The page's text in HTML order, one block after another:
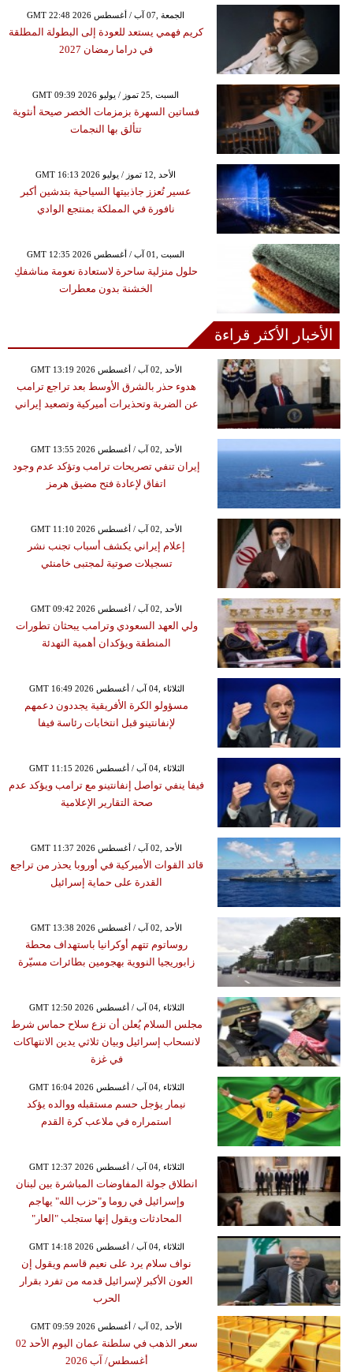
GMT 22:48 2026 الجمعة ,07 آب / أغسطس
كريم فهمي يستعد للعودة إلى البطولة المطلقة
في دراما رمضان 2027
GMT 09:39 2026 السبت ,25 تموز / يوليو
فساتين السهرة بزمزمات الخصر صيحة أنثوية
تتألق بها النجمات
GMT 16:13 2026 الأحد ,12 تموز / يوليو
عسير تُعزز جاذبيتها السياحية بتدشين أكبر
نافورة في المملكة بمنتجع الوادي
GMT 12:35 2026 السبت ,01 آب / أغسطس
حلول منزلية ساحرة لاستعادة نعومة مناشفكِ
الخشنة بدون معطرات
الأخبار الأكثر قراءة
GMT 13:19 2026 الأحد ,02 آب / أغسطس
هدوء حذر بالشرق الأوسط بعد تراجع ترامب
عن الضربة وتحذيرات أميركية وتصعيد إيراني
GMT 13:55 2026 الأحد ,02 آب / أغسطس
إيران تنفي تصريحات ترامب وتؤكد عدم وجود
اتفاق لإعادة فتح مضيق هرمز
GMT 11:10 2026 الأحد ,02 آب / أغسطس
إعلام إيراني يكشف أسباب تجنب نشر
تسجيلات صوتية لمجتبى خامنئي
GMT 09:42 2026 الأحد ,02 آب / أغسطس
ولي العهد السعودي وترامب يبحثان تطورات
المنطقة ويؤكدان أهمية التهدئة
GMT 16:49 2026 الثلاثاء ,04 آب / أغسطس
مسؤولو الكرة الأفريقية يجددون دعمهم
لإنفانتينو قبل انتخابات رئاسة فيفا
GMT 11:15 2026 الثلاثاء ,04 آب / أغسطس
فيفا ينفي تواصل إنفانتينو مع ترامب ويؤكد عدم
صحة التقارير الإعلامية
GMT 11:37 2026 الأحد ,02 آب / أغسطس
قائد القوات الأميركية في أوروبا يحذر من تراجع
القدرة على حماية إسرائيل
GMT 13:38 2026 الأحد ,02 آب / أغسطس
روساتوم تتهم أوكرانيا باستهداف محطة
زابوريجيا النووية بهجومين بطائرات مسيّرة
GMT 12:50 2026 الثلاثاء ,04 آب / أغسطس
مجلس السلام يُعلن أن نزع سلاح حماس شرط
لانسحاب إسرائيل وبيان ثلاثي يدين الانتهاكات
في غزة
GMT 16:04 2026 الثلاثاء ,04 آب / أغسطس
نيمار يؤجل حسم مستقبله ووالده يؤكد
استمراره في ملاعب كرة القدم
GMT 12:37 2026 الثلاثاء ,04 آب / أغسطس
انطلاق جولة المفاوضات المباشرة بين لبنان
وإسرائيل في روما و"حزب الله" يهاجم
المحادثات ويقول إنها ستجلب "العار"
GMT 14:18 2026 الثلاثاء ,04 آب / أغسطس
نواف سلام يرد على نعيم قاسم ويقول إن
العون الأكبر لإسرائيل قدمه من تفرد بقرار
الحرب
GMT 09:59 2026 الأحد ,02 آب / أغسطس
سعر الذهب في سلطنة عمان اليوم الأحد 02
أغسطس/ آب 2026